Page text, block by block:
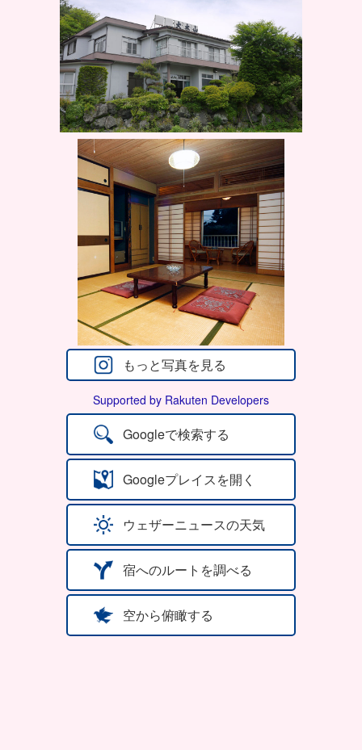
Supported by Rakuten Developers
Googleで検索する
Googleプレイスを開く
ウェザーニュースの天気
宿へのルートを調べる
空から俯瞰する
もっと写真を見る